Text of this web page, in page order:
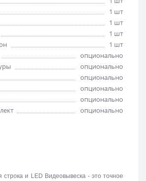
1 шт
1 шт
1 шт
1 шт
опционально
опционально
опционально
опционально
опционально
опционально
строка и LED Видеовывеска - это точное